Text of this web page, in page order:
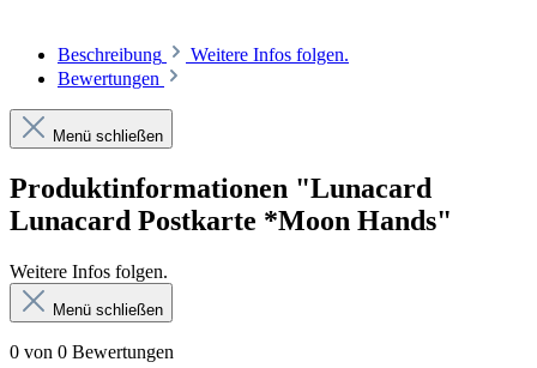
Beschreibung
Weitere Infos folgen.
Bewertungen
Menü schließen
Produktinformationen "Lunacard
Lunacard Postkarte *Moon Hands"
Weitere Infos folgen.
Menü schließen
0 von 0 Bewertungen